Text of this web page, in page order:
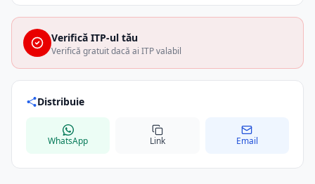
Verifică ITP-ul tău
Verifică gratuit dacă ai ITP valabil
Distribuie
WhatsApp Link Email